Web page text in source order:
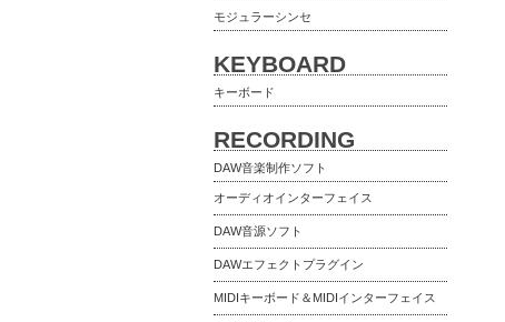
モジュラーシンセ
KEYBOARD
キーボード
RECORDING
DAW音楽制作ソフト
オーディオインターフェイス
DAW音源ソフト
DAWエフェクトプラグイン
MIDIキーボード＆MIDIインターフェイス